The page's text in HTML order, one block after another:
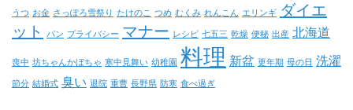
うつ お金 さっぽろ雪祭り たけのこ つめ むくみ れんこん エリンギ ダイエ
ット
パン プライバシー マナー レシピ 七五三 乾燥 便秘 出産 北海道
喪中 坊ちゃんかぼちゃ 寒中見舞い 幼稚園 料理 新盆 更年期 母の日 洗濯
節分 結婚式 臭い 退院 重曹 長野県 防寒 食べ過ぎ